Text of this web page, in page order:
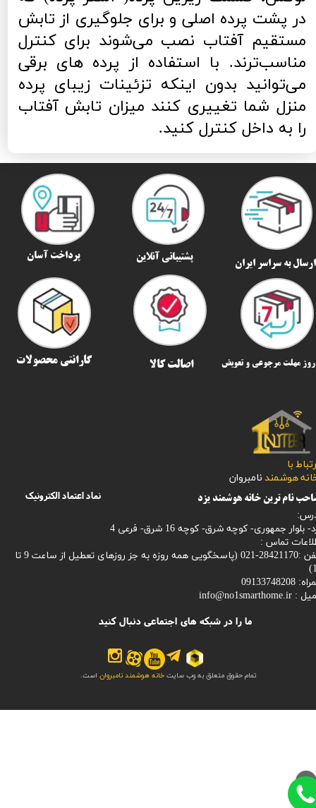
در پشت پرده اصلی و برای جلوگیری از تابش
مستقیم آفتاب نصب می‌شوند برای کنترل
مناسب‌ترند. با استفاده از پرده های برقی
می‌توانید بدون اینکه تزئینات زیبای پرده
منزل شما تغییری کنند میزان تابش آفتاب
را به داخل کنترل کنید.​​​​​​​
تمام حقوق متعلق به وب سایت خانه هوشمند نامبروان است.
با
هوشمند نامبروان
>
بلوار جمهوری- کوچه شرق- کوچه 16 شرق- فرعی 4
تماس :
021 (
پاسخگویی همه روزه به جز روزهای تعطیل از ساعت 9 تا
09133748208
:
info@no1smarthome.ir
ما را در شبکه های اجتماعی دنبال کنید
نماد اعتماد الکترونیک
ارسال به سراسر ایران​​​​​​​
پشتیبانی آنلاین پرداخت آسان
اصالت کالا گارانتی محصولات
نام ترین خانه هوشمند یزد